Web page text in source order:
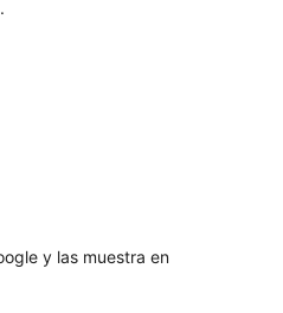
y las muestra en